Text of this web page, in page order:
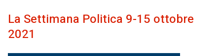
La Settimana Politica 9-15 ottobre
2021